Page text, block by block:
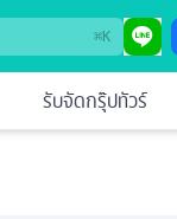
⌘K
รับจัดกรุ๊ปทัวร์